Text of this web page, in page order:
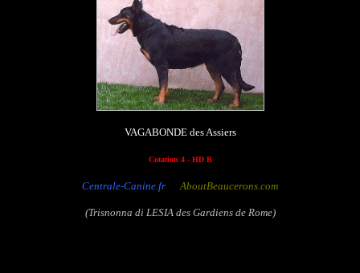
VAGABONDE des Assiers
Cotation 4 - HD B
Centrale-Canine.fr AboutBeaucerons.com
(Trisnonna di LESIA des Gardiens de Rome)